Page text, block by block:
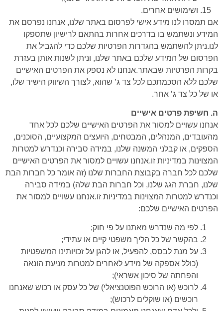
ושימושים אחרים.
אם תמסרו לנו מידע אישי לפרסום באתר שלנו, אנחנו נפרסם את
המידע ונשתמש בו בדרכים אחרות בהתאם לרישיון שתספקו
לנו.ניתן להשתמש בהגדרות הפרטיות שלכם כדי להגביל את
הפרסום של המידע שלכם באתר שלנו, וניתן לשנות אותן בעזרת
בקרות הפרטיות שבאתר.אנחנו לא נספק את הפרטים האישיים
שלכם ללא הסכמתכם לכל צד ג’ שהוא, לצורך השיווק הישיר שלו,
או של כל צד ג’ אחר.
ה. חשיפת פרטים אישיים
אנחנו עשויים למסור את הפרטים האישיים שלכם לכל אחד
מהעובדים, המנהלים, המבטחים, היועצים המקצועיים, הסוכנים,
הספקים, או קבלני המשנה שלנו, במידה סבירה וכנדרש למטרות
המצוינות במדיניות זו.אנחנו עשויים למסור את הפרטים האישיים
שלכם לכל חברה בקבוצת החברות שלנו (זה אומר כל חברות הבת
שלנו, חברת הגג שלנו, וכל חברות הבת שלה) במידה סבירה
וכנדרש למטרות המצוינות במדיניות זו.אנחנו עשויים למסור את
הפרטים האישיים שלכם:
לפי מה שנדרש מאתנו על פי חוק;
בהקשר של כל הליך משפטי קיים או עתידי;
על מנת לבסס, להפעיל, או להגן על זכויותינו המשפטיות
(כולל אספקה של מידע לאחרים למטרות מניעת הונאה
והפחתה של סיכון אשראי);
לרוכש (או הרוכש הפוטנציאלי) של כל עסק או רכוש שאנחנו
רוכשים (או שוקלים לרכוש);